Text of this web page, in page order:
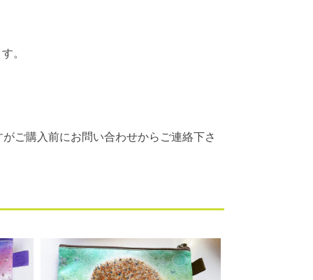
。
ご購入前にお問い合わせからご連絡下さ